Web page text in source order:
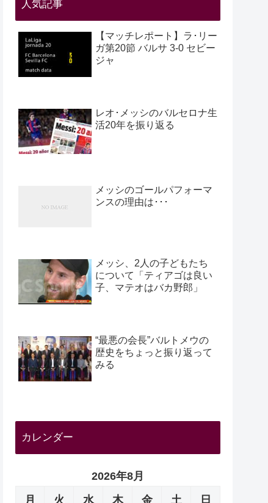
人気記事
【マッチレポート】ラ･リー
ガ第20節 バルサ 3-0 セビー
ジャ
レオ･メッシのバルセロナ生
活20年を振り返る
メッシのゴールパフォーマ
ンスの理由は･･･
メッシ、2人の子どもたち
について「ティアゴは良い
子、マテオはバカ野郎」
“最悪の会長”バルトメウの
歴史をちょっと振り返って
みる
カレンダー
2026年8月
月
火 水 木 金 土
日